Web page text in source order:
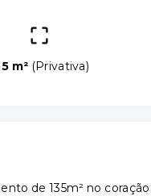
m² (Privativa)
de 135m² no